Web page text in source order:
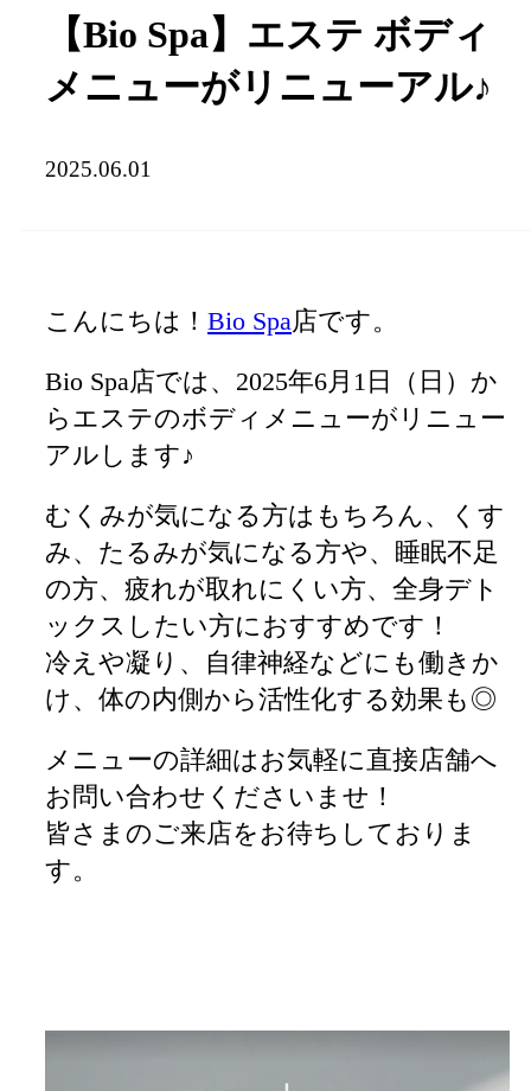
【Bio Spa】エステ ボディ
メニューがリニューアル♪
2025.06.01
こんにちは！ Bio Spa店です。
Bio Spa店では、2025年6月1日（日）か
らエステのボディメニューがリニュー
アルします♪
むくみが気になる方はもちろん、くす
み、たるみが気になる方や、睡眠不足
の方、疲れが取れにくい方、全身デト
ックスしたい方におすすめです！
冷えや凝り、自律神経などにも働きか
け、体の内側から活性化する効果も◎
メニューの詳細はお気軽に直接店舗へ
お問い合わせくださいませ！
皆さまのご来店をお待ちしておりま
す。